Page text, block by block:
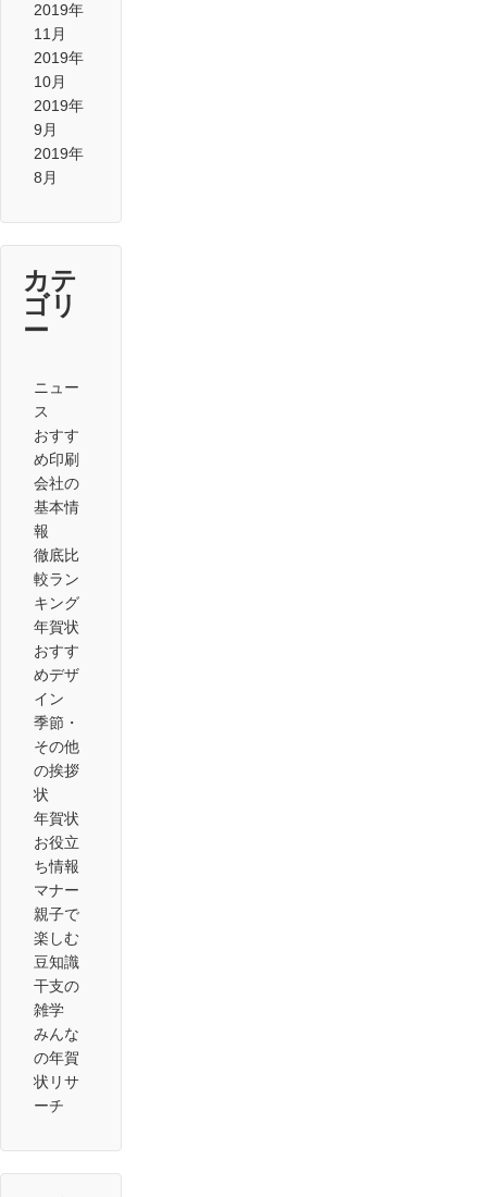
2019年
11月
2019年
10月
2019年
9月
2019年
8月
カテ
ゴリ
ー
ニュー
ス
おすす
め印刷
会社の
基本情
報
徹底比
較ラン
キング
年賀状
おすす
めデザ
イン
季節・
その他
の挨拶
状
年賀状
お役立
ち情報
マナー
親子で
楽しむ
豆知識
干支の
雑学
みんな
の年賀
状リサ
ーチ